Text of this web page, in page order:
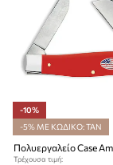
-10%
-5% ΜΕ ΚΩΔΙΚΟ: TAN
Τρέχουσα τιμή: